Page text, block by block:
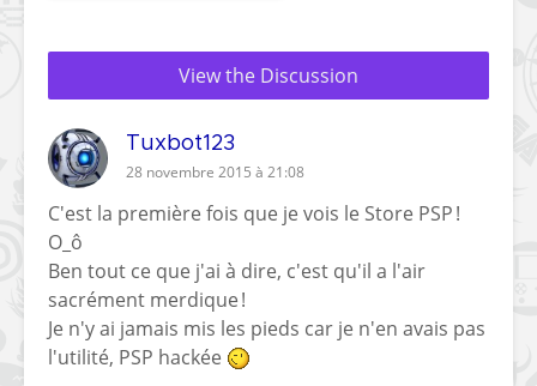
View the Discussion
Tuxbot123
28 novembre 2015 à 21:08
C'est la première fois que je vois le Store PSP !
O_ô
Ben tout ce que j'ai à dire, c'est qu'il a l'air
sacrément merdique !
Je n'y ai jamais mis les pieds car je n'en avais pas
l'utilité, PSP hackée